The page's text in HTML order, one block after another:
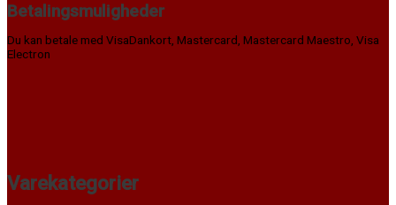
Betalingsmuligheder
Du kan betale med VisaDankort, Mastercard, Mastercard Maestro, Visa
Electron
Varekategorier